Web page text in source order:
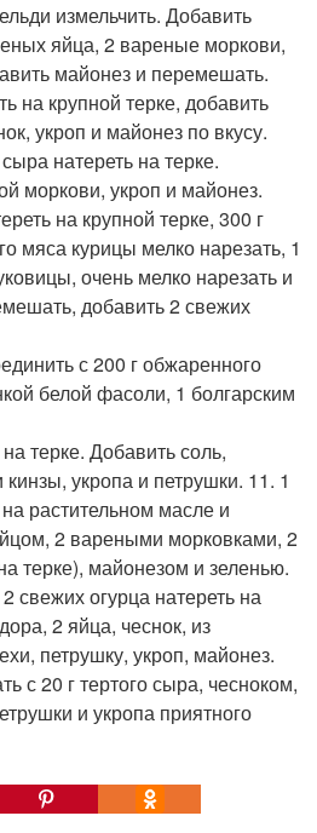
измельчить. Добавить
яйца, 2 вареные моркови,
майонез и перемешать.
на крупной терке, добавить
укроп и майонез по вкусу.
натереть на терке.
моркови, укроп и майонез.
на крупной терке, 300 г
мяса курицы мелко нарезать, 1
очень мелко нарезать и
добавить 2 свежих
с 200 г обжаренного
белой фасоли, 1 болгарским
терке. Добавить соль,
укропа и петрушки. 11. 1
растительном масле и
2 вареными морковками, 2
терке), майонезом и зеленью.
свежих огурца натереть на
2 яйца, чеснок, из
петрушку, укроп, майонез.
с 20 г тертого сыра, чесноком,
и укропа приятного